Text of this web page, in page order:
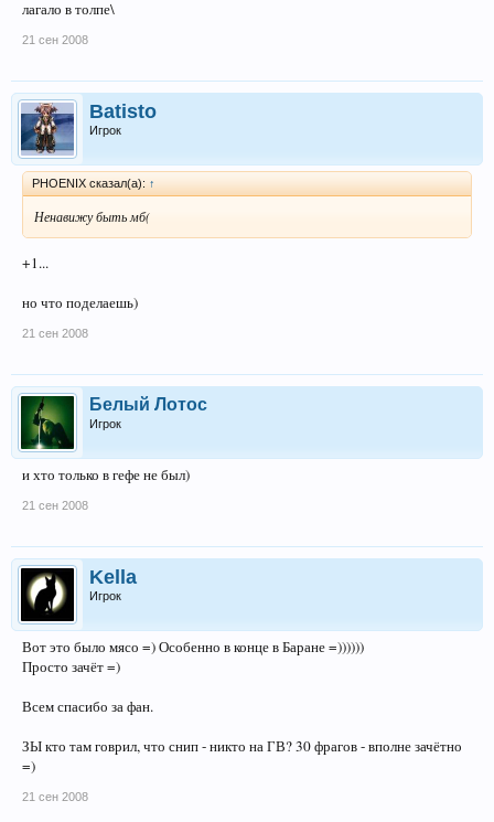
лагало в толпе\
21 сен 2008
Batisto
Игрок
PHOENIX сказал(а): ↑
Ненавижу быть мб(
+1...
но что поделаешь)
21 сен 2008
Белый Лотос
Игрок
и хто только в гефе не был)
21 сен 2008
Kella
Игрок
Вот это было мясо =) Особенно в конце в Баране =))))))
Просто зачёт =)
Всем спасибо за фан.
ЗЫ кто там говрил, что снип - никто на ГВ? 30 фрагов - вполне зачётно
=)
21 сен 2008